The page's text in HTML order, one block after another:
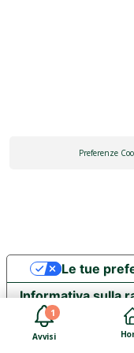
1
Avvisi
Preferenze
Informativa sulla
Le tue